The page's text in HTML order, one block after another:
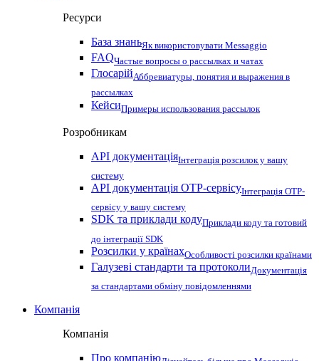
Ресурси
База знаньЯк використовувати Messaggio
FAQЧастые вопросы о рассылках и чатах
ГлосарійАббревиатуры, понятия и выражения в
рассылках
КейсиПримеры использования рассылок
Розробникам
API документаціяІнтеграція розсилок у вашу
систему
API документація OTP-сервісуІнтеграція OTP-
сервісу у вашу систему
SDK та приклади кодуПриклади коду та готовий
до інтеграції SDK
Розсилки у країнахОсобливості розсилки країнами
Галузеві стандарти та протоколиДокументація
за стандартами обміну повідомленнями
Компанія
Компанія
Про компанію